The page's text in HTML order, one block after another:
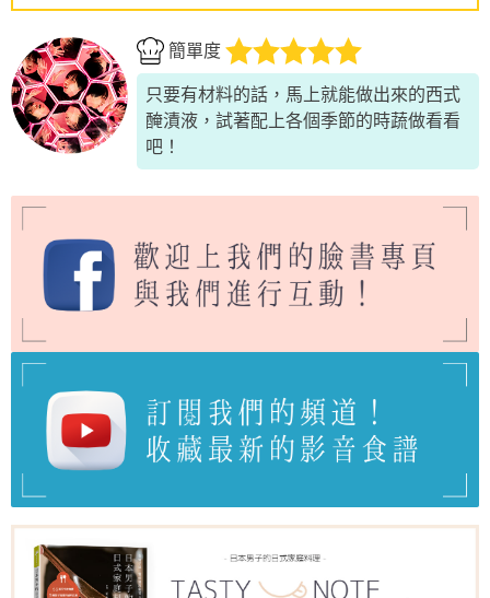
簡單度
只要有材料的話，馬上就能做出來的西式
醃漬液，試著配上各個季節的時蔬做看看
吧！